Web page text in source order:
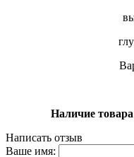
Наличие
Написать отзыв
Ваше имя: